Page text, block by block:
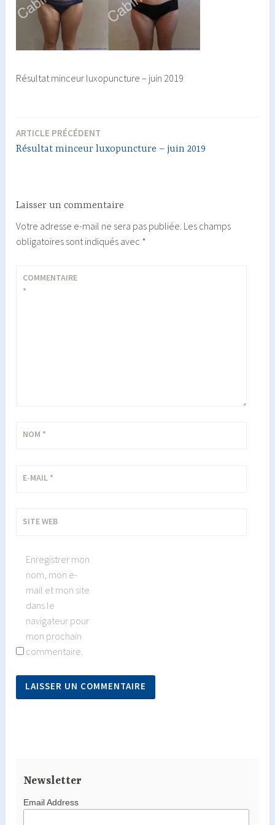
Résultat minceur luxopuncture – juin 2019
Navigation
ARTICLE PRÉCÉDENT
Résultat minceur luxopuncture – juin 2019
Laisser un commentaire
Votre adresse e-mail ne sera pas publiée. Les champs
obligatoires sont indiqués avec *
COMMENTAIRE
*
NOM *
E-MAIL *
SITE WEB
Enregistrer mon
nom, mon e-
mail et mon site
dans le
navigateur pour
mon prochain
commentaire.
Newsletter
Email Address